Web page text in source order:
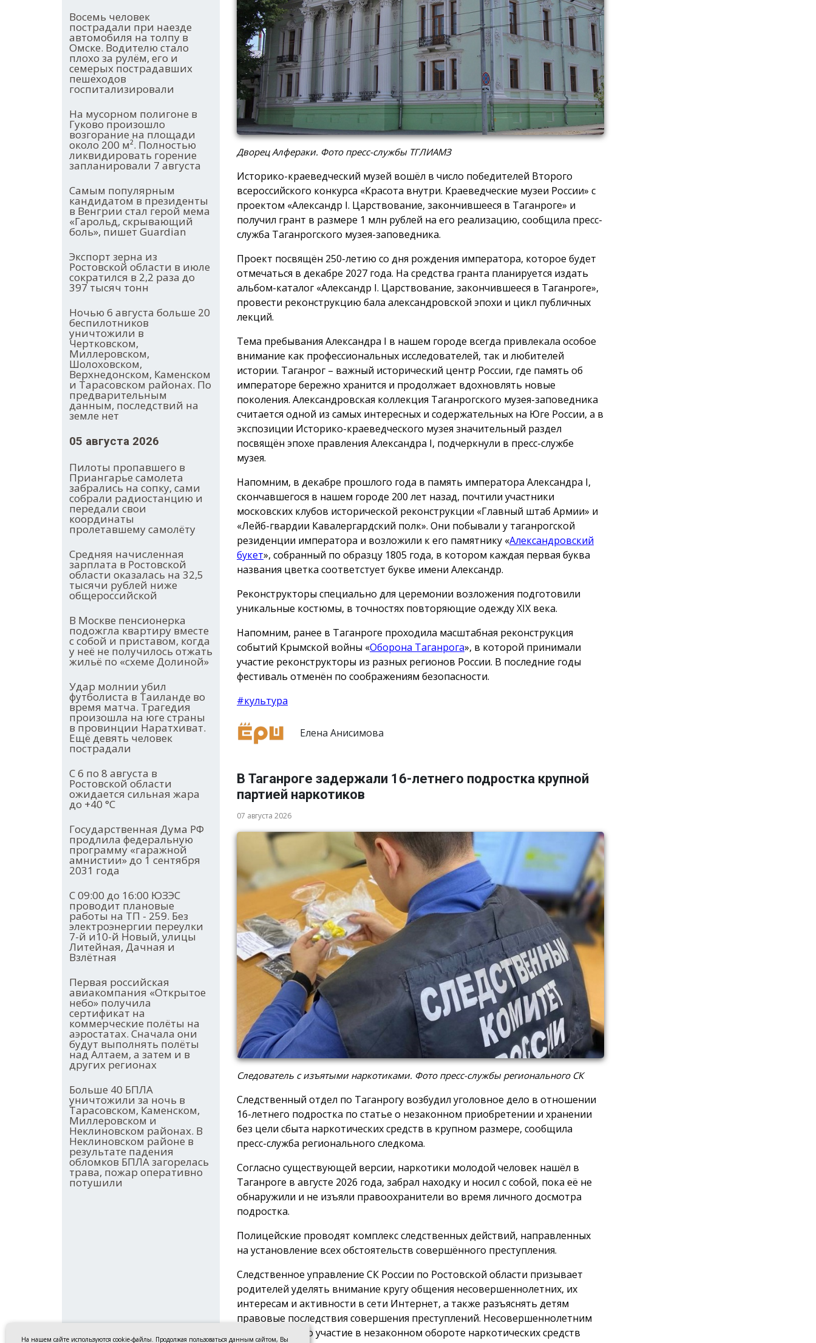
Восемь человек
пострадали при наезде
автомобиля на толпу в
Омске. Водителю стало
плохо за рулём, его и
семерых пострадавших
пешеходов
госпитализировали
На мусорном полигоне в
Гуково произошло
возгорание на площади
около 200 м². Полностью
ликвидировать горение
запланировали 7 августа
Самым популярным
кандидатом в президенты
в Венгрии стал герой мема
«Гарольд, скрывающий
боль», пишет Guardian
Экспорт зерна из
Ростовской области в июле
сократился в 2,2 раза до
397 тысяч тонн
Ночью 6 августа больше 20
беспилотников
уничтожили в
Чертковском,
Миллеровском,
Шолоховском,
Верхнедонском, Каменском
и Тарасовском районах. По
предварительным
данным, последствий на
земле нет
05 августа 2026
Пилоты пропавшего в
Приангарье самолета
забрались на сопку, сами
собрали радиостанцию и
передали свои
координаты
пролетавшему самолёту
Средняя начисленная
зарплата в Ростовской
области оказалась на 32,5
тысячи рублей ниже
общероссийской
В Москве пенсионерка
подожгла квартиру вместе
с собой и приставом, когда
у неё не получилось отжать
жильё по «схеме Долиной»
Удар молнии убил
футболиста в Таиланде во
время матча. Трагедия
произошла на юге страны
в провинции Наратхиват.
Ещё девять человек
пострадали
С 6 по 8 августа в
Ростовской области
ожидается сильная жара
до +40 °С
Государственная Дума РФ
продлила федеральную
программу «гаражной
амнистии» до 1 сентября
2031 года
С 09:00 до 16:00 ЮЗЭС
проводит плановые
работы на ТП - 259. Без
электроэнергии переулки
7-й и10-й Новый, улицы
Литейная, Дачная и
Взлётная
Первая российская
авиакомпания «Открытое
небо» получила
сертификат на
коммерческие полёты на
аэростатах. Сначала они
будут выполнять полёты
над Алтаем, а затем и в
других регионах
Больше 40 БПЛА
уничтожили за ночь в
Тарасовском, Каменском,
Миллеровском и
Неклиновском районах. В
Неклиновском районе в
результате падения
обломков БПЛА загорелась
трава, пожар оперативно
потушили
Дворец Алфераки. Фото пресс-службы ТГЛИАМЗ
Историко-краеведческий музей вошёл в число победителей Второго
всероссийского конкурса «Красота внутри. Краеведческие музеи России» с
проектом «Александр I. Царствование, закончившееся в Таганроге» и
получил грант в размере 1 млн рублей на его реализацию, сообщила пресс-
служба Таганрогского музея-заповедника.
Проект посвящён 250-летию со дня рождения императора, которое будет
отмечаться в декабре 2027 года. На средства гранта планируется издать
альбом-каталог «Александр I. Царствование, закончившееся в Таганроге»,
провести реконструкцию бала александровской эпохи и цикл публичных
лекций.
Тема пребывания Александра I в нашем городе всегда привлекала особое
внимание как профессиональных исследователей, так и любителей
истории. Таганрог – важный исторический центр России, где память об
императоре бережно хранится и продолжает вдохновлять новые
поколения. Александровская коллекция Таганрогского музея-заповедника
считается одной из самых интересных и содержательных на Юге России, а в
экспозиции Историко-краеведческого музея значительный раздел
посвящён эпохе правления Александра I, подчеркнули в пресс-службе
музея.
Напомним, в декабре прошлого года в память императора Александра I,
скончавшегося в нашем городе 200 лет назад, почтили участники
московских клубов исторической реконструкции «Главный штаб Армии» и
«Лейб-гвардии Кавалергардский полк». Они побывали у таганрогской
резиденции императора и возложили к его памятнику «Александровский
букет», собранный по образцу 1805 года, в котором каждая первая буква
названия цветка соответстует букве имени Александр.
Реконструкторы специально для церемонии возложения подготовили
уникальные костюмы, в точностях повторяющие одежду ХIX века.
Напомним, ранее в Таганроге проходила масштабная реконструкция
событий Крымской войны «Оборона Таганрога», в которой принимали
участие реконструкторы из разных регионов России. В последние годы
фестиваль отменён по соображениям безопасности.
#культура
Елена Анисимова
В Таганроге задержали 16-летнего подростка крупной
партией наркотиков
07 августа 2026
Следователь с изъятыми наркотиками. Фото пресс-службы регионального СК
Следственный отдел по Таганрогу возбудил уголовное дело в отношении
16-летнего подростка по статье о незаконном приобретении и хранении
без цели сбыта наркотических средств в крупном размере, сообщила
пресс-служба регионального следкома.
Согласно существующей версии, наркотики молодой человек нашёл в
Таганроге в августе 2026 года, забрал находку и носил с собой, пока её не
обнаружили и не изъяли правоохранители во время личного досмотра
подростка.
Полицейские проводят комплекс следственных действий, направленных
на установление всех обстоятельств совершённого преступления.
Следственное управление СК России по Ростовской области призывает
родителей уделять внимание кругу общения несовершеннолетних, их
интересам и активности в сети Интернет, а также разъяснять детям
правовые последствия совершения преступлений. Несовершеннолетним
напомнили, что участие в незаконном обороте наркотических средств
На нашем сайте используются cookie-файлы. Продолжая пользоваться данным сайтом, Вы